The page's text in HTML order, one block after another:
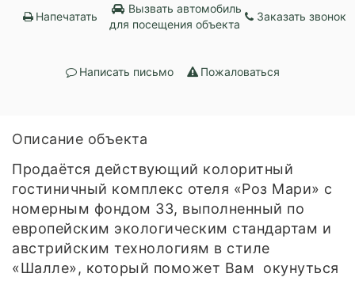
Напечатать
Вызвать автомобиль
для посещения объекта
Заказать звонок
Написать письмо Пожаловаться
Описание объекта
Продаётся действующий колоритный
гостиничный комплекс отеля «Роз Мари» с
номерным фондом 33, выполненный по
европейским экологическим стандартам и
австрийским технологиям в стиле
«Шалле», который поможет Вам окунуться